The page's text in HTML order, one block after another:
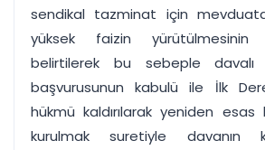
sendikal tazminat için
yüksek faizin yürütülmesinin
belirtilerek bu sebeple davalı
başvurusunun kabulü ile İlk
hükmü kaldırılarak yeniden esas
kurulmak suretiyle davanın